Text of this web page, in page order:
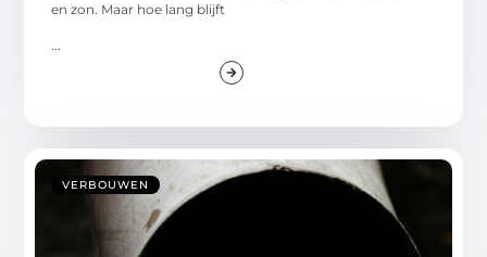
en zon. Maar hoe lang blijft
VERBOUWEN